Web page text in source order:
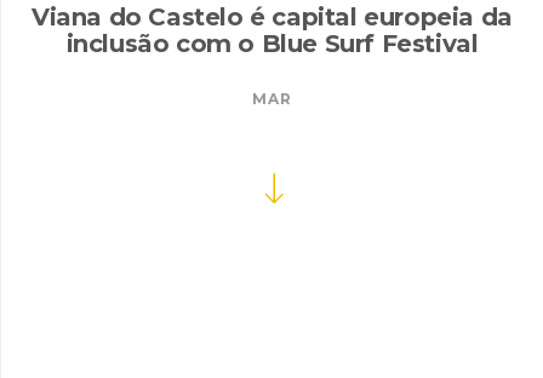
Viana do Castelo é capital europeia da
inclusão com o Blue Surf Festival
MAR
